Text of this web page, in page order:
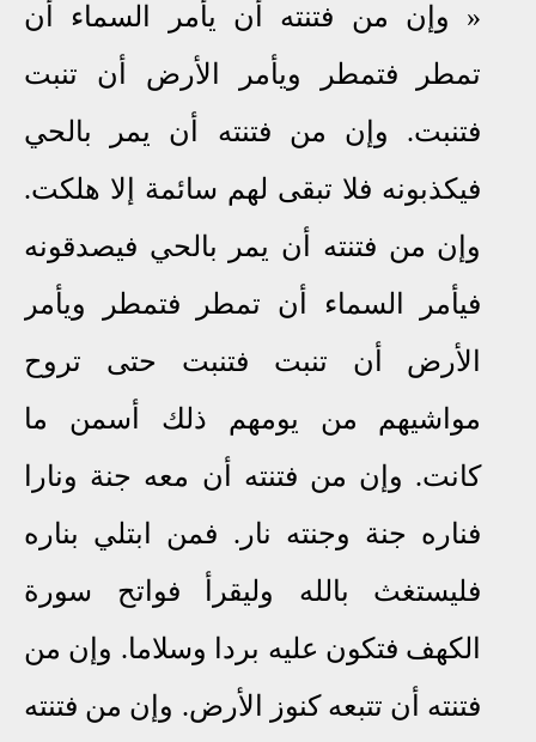
» وإن من فتنته أن يأمر السماء أن
تمطر فتمطر ويأمر الأرض أن تنبت
فتنبت. وإن من فتنته أن يمر بالحي
فيكذبونه فلا تبقى لهم سائمة إلا هلكت.
وإن من فتنته أن يمر بالحي فيصدقونه
فيأمر السماء أن تمطر فتمطر ويأمر
الأرض
أن تنبت فتنبت حتى تروح
مواشيهم من يومهم ذلك أسمن ما
كانت. وإن من فتنته أن معه جنة ونارا
فناره جنة وجنته نار . فمن ابتلي بناره
فليستغث بالله وليقرأ فواتح سورة
الكهف فتكون عليه بردا وسلاما. وإن من
فتنته أن تتبعه كنوز الأرض. وإن من فتنته